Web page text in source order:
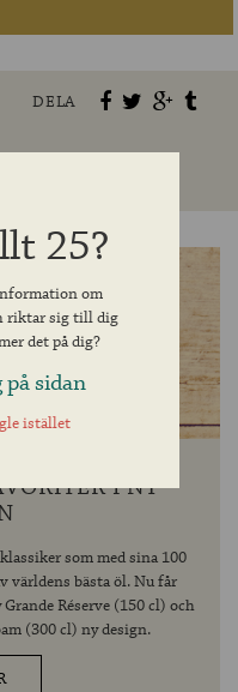
DELA
I NY
som med sina 100
världens bästa öl. Nu får
Réserve (150 cl) och
(300 cl) ny design.
25?
om
riktar sig till dig
det på dig?
sidan
istället